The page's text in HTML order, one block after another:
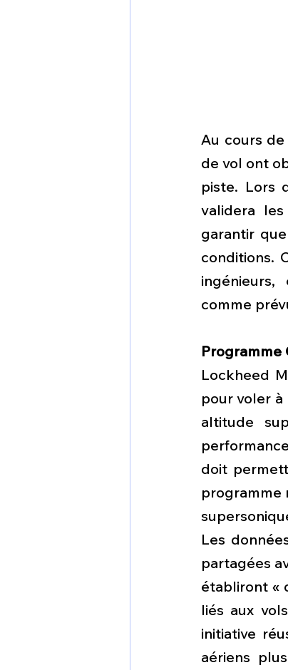
Au cours
de vol ont
piste. Lors
validera
garantir
conditions.
comme
Programme
Lockheed
pour voler à
altitude
doit
programme
Les
partagées
établiront «
liés aux
initiative
aériens